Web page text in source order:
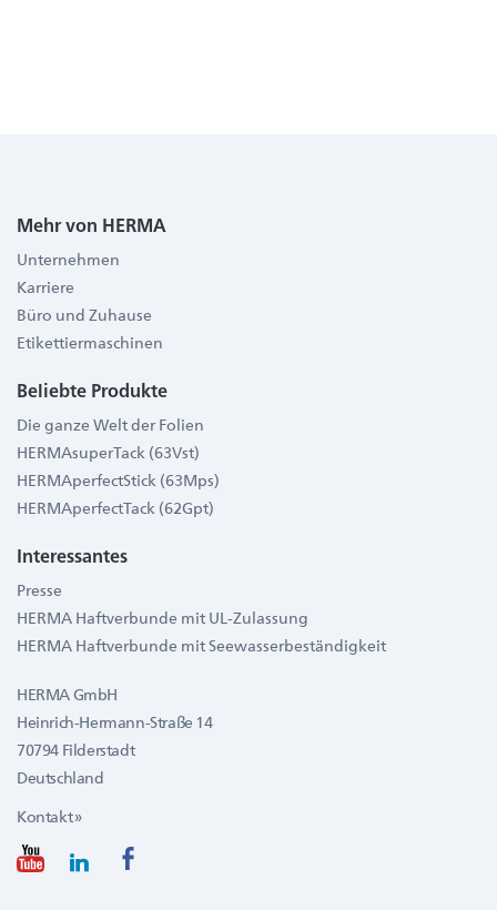
Mehr von HERMA
Unternehmen
Karriere
Büro und Zuhause
Etikettiermaschinen
Beliebte Produkte
Die ganze Welt der Folien
HERMAsuperTack (63Vst)
HERMAperfectStick (63Mps)
HERMAperfectTack (62Gpt)
Interessantes
Presse
HERMA Haftverbunde mit UL-Zulassung
HERMA Haftverbunde mit Seewasserbeständigkeit
HERMA GmbH
Heinrich-Hermann-Straße 14
70794 Filderstadt
Deutschland
Kontakt »